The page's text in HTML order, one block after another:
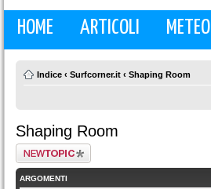
HOME ARTICOLI METEO
Indice ‹ Surfcorner.it ‹ Shaping Room
Shaping Room
Scrivi un nuovo
argomento
ARGOMENTI